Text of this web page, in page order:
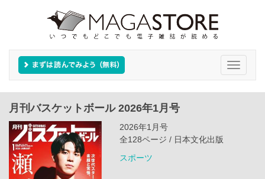
Toggle
月刊バスケットボール 2026年1月号
2026年1月号
全128ページ / 日本文化出版
スポーツ